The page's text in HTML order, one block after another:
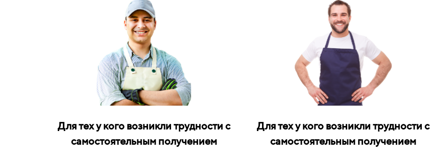
Для тех у кого возникли трудности с
самостоятельным получением
Для тех у кого возникли трудности с
самостоятельным получением